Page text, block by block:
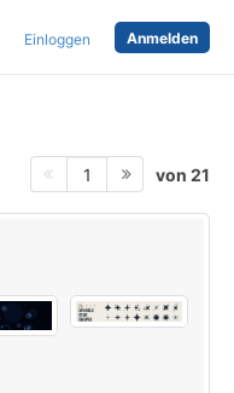
Einloggen Anmelden
1 von 21